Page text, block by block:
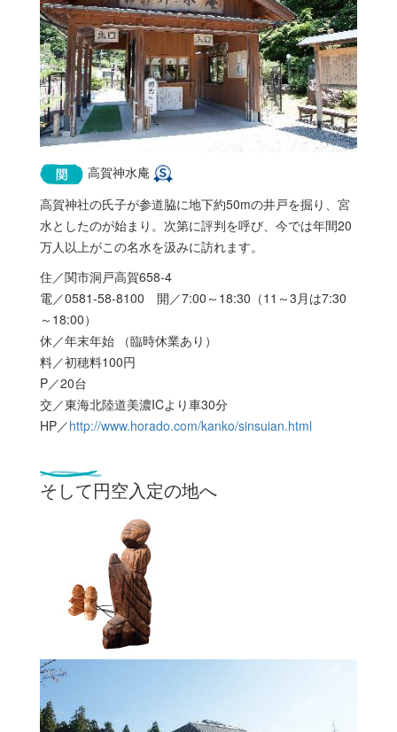
高賀神水庵
高賀神社の氏子が参道脇に地下約50mの井戸を掘り、宮
水としたのが始まり。次第に評判を呼び、今では年間20
万人以上がこの名水を汲みに訪れます。
住／関市洞戸高賀658-4
電／0581-58-8100 開／7:00～18:30（11～3月は7:30
～18:00）
休／年末年始 （臨時休業あり）
料／初穂料100円
P／20台
交／東海北陸道美濃ICより車30分
HP／http://www.horado.com/kanko/sinsuian.html
そして円空入定の地へ